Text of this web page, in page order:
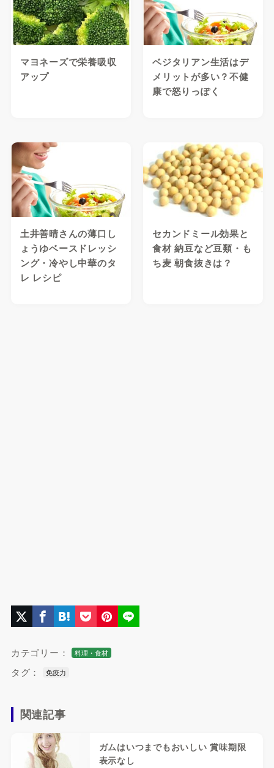
マヨネーズで栄養吸収
アップ
ベジタリアン生活はデ
メリットが多い？不健
康で怒りっぽく
土井善晴さんの薄口し
ょうゆベースドレッシ
ング・冷やし中華のタ
レ レシピ
セカンドミール効果と
食材 納豆など豆類・も
ち麦 朝食抜きは？
カテゴリー： 料理・食材
タグ： 免疫力
関連記事
ガムはいつまでもおいしい 賞味期限
表示なし